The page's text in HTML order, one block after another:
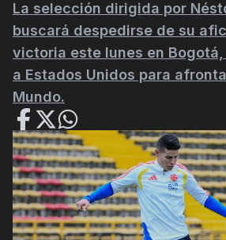
La selección dirigida por
buscará despedirse de su
victoria este lunes en
a Estados Unidos para
Mundo.